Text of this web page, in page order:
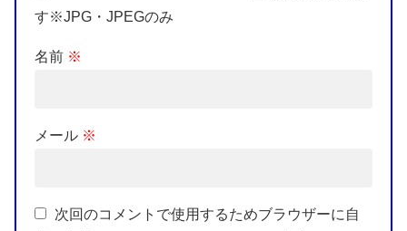
す※JPG・JPEGのみ
名前 ※
メール ※
次回のコメントで使用するためブラウザーに自